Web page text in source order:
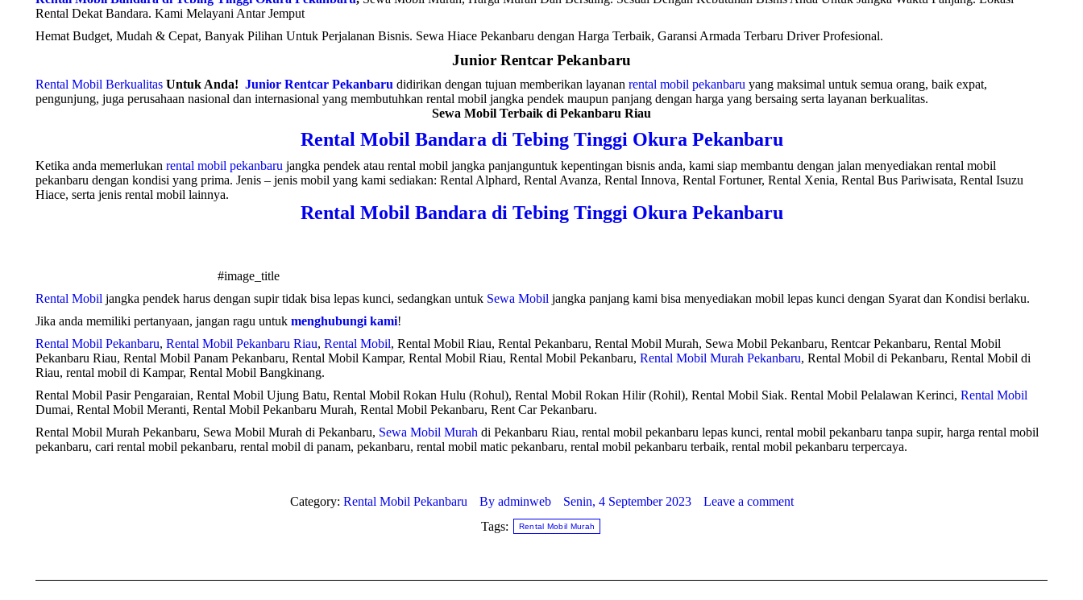
Rental Dekat Bandara. Kami Melayani Antar Jemput
Hemat Budget, Mudah & Cepat, Banyak Pilihan Untuk Perjalanan Bisnis. Sewa Hiace Pekanbaru dengan Harga Terbaik, Garansi Armada Terbaru Driver Profesional.
Junior Rentcar Pekanbaru
Rental Mobil Berkualitas Untuk Anda! Junior Rentcar Pekanbaru didirikan dengan tujuan memberikan layanan rental mobil pekanbaru yang maksimal untuk semua orang, baik expat,
pengunjung, juga perusahaan nasional dan internasional yang membutuhkan rental mobil jangka pendek maupun panjang dengan harga yang bersaing serta layanan berkualitas.
Sewa Mobil Terbaik di Pekanbaru Riau
Rental Mobil Bandara di Tebing Tinggi Okura Pekanbaru
Ketika anda memerlukan rental mobil pekanbaru jangka pendek atau rental mobil jangka panjanguntuk kepentingan bisnis anda, kami siap membantu dengan jalan menyediakan rental mobil
pekanbaru dengan kondisi yang prima. Jenis – jenis mobil yang kami sediakan: Rental Alphard, Rental Avanza, Rental Innova, Rental Fortuner, Rental Xenia, Rental Bus Pariwisata, Rental Isuzu
Hiace, serta jenis rental mobil lainnya.
Rental Mobil Bandara di Tebing Tinggi Okura Pekanbaru
#image_title
Rental Mobil jangka pendek harus dengan supir tidak bisa lepas kunci, sedangkan untuk Sewa Mobil jangka panjang kami bisa menyediakan mobil lepas kunci dengan Syarat dan Kondisi berlaku.
Jika anda memiliki pertanyaan, jangan ragu untuk menghubungi kami!
Rental Mobil Pekanbaru, Rental Mobil Pekanbaru Riau, Rental Mobil, Rental Mobil Riau, Rental Pekanbaru, Rental Mobil Murah, Sewa Mobil Pekanbaru, Rentcar Pekanbaru, Rental Mobil
Pekanbaru Riau, Rental Mobil Panam Pekanbaru, Rental Mobil Kampar, Rental Mobil Riau, Rental Mobil Pekanbaru, Rental Mobil Murah Pekanbaru, Rental Mobil di Pekanbaru, Rental Mobil di
Riau, rental mobil di Kampar, Rental Mobil Bangkinang.
Rental Mobil Pasir Pengaraian, Rental Mobil Ujung Batu, Rental Mobil Rokan Hulu (Rohul), Rental Mobil Rokan Hilir (Rohil), Rental Mobil Siak. Rental Mobil Pelalawan Kerinci, Rental Mobil
Dumai, Rental Mobil Meranti, Rental Mobil Pekanbaru Murah, Rental Mobil Pekanbaru, Rent Car Pekanbaru.
Rental Mobil Murah Pekanbaru, Sewa Mobil Murah di Pekanbaru, Sewa Mobil Murah di Pekanbaru Riau, rental mobil pekanbaru lepas kunci, rental mobil pekanbaru tanpa supir, harga rental mobil
pekanbaru, cari rental mobil pekanbaru, rental mobil di panam, pekanbaru, rental mobil matic pekanbaru, rental mobil pekanbaru terbaik, rental mobil pekanbaru terpercaya.
Category: Rental Mobil Pekanbaru By adminweb Senin, 4 September 2023
Leave a comment
Tags:
Rental Mobil Murah